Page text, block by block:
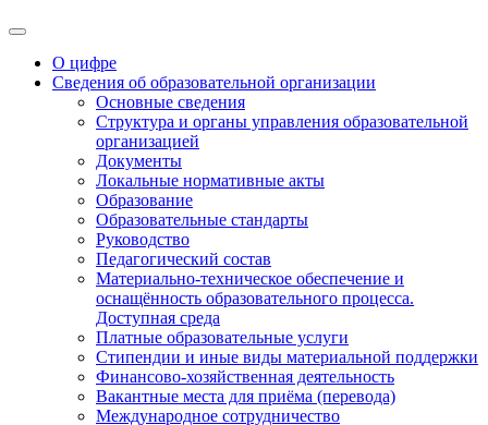
О цифре
Сведения об образовательной организации
Основные сведения
Структура и органы управления образовательной
организацией
Документы
Локальные нормативные акты
Образование
Образовательные стандарты
Руководство
Педагогический состав
Материально-техническое обеспечение и
оснащённость образовательного процесса.
Доступная среда
Платные образовательные услуги
Стипендии и иные виды материальной поддержки
Финансово-хозяйственная деятельность
Вакантные места для приёма (перевода)
Международное сотрудничество